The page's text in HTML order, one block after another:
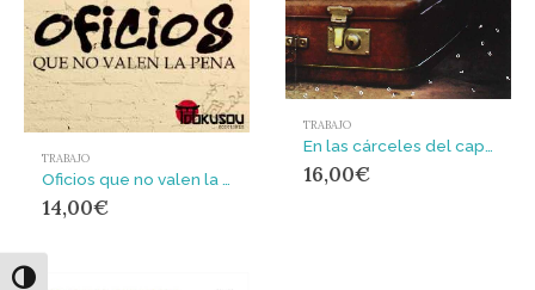
Alternar alto contraste
TRABAJO
14,00€
TRABAJO
En las cárceles del capital humano
16,00€